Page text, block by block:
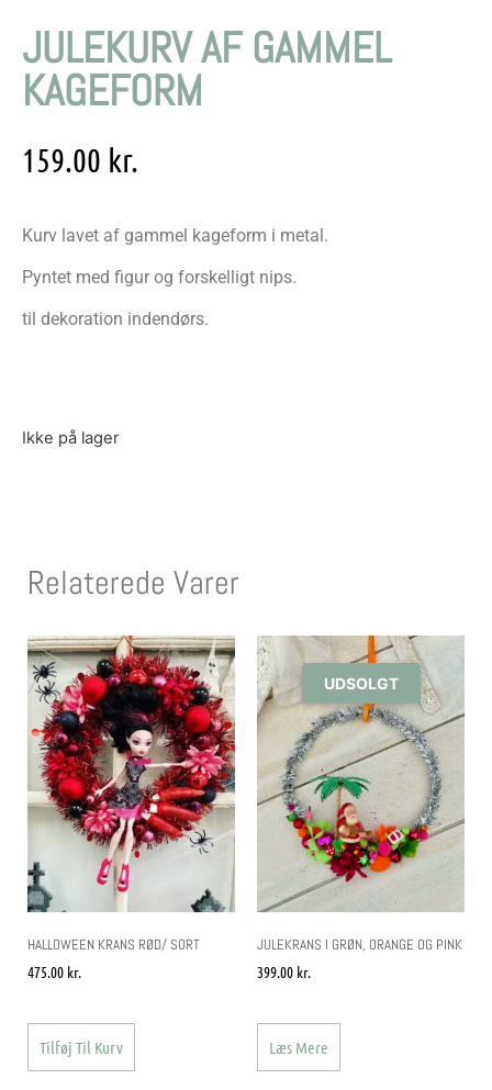
JULEKURV AF GAMMEL
KAGEFORM
159.00 kr.
Kurv lavet af gammel kageform i metal.
Pyntet med figur og forskelligt nips.
til dekoration indendørs.
Ikke på lager
Relaterede Varer
HALLOWEEN KRANS RØD/ SORT
475.00 kr.
Tilføj Til Kurv
UDSOLGT
JULEKRANS I GRØN, ORANGE OG PINK
399.00 kr.
Læs Mere